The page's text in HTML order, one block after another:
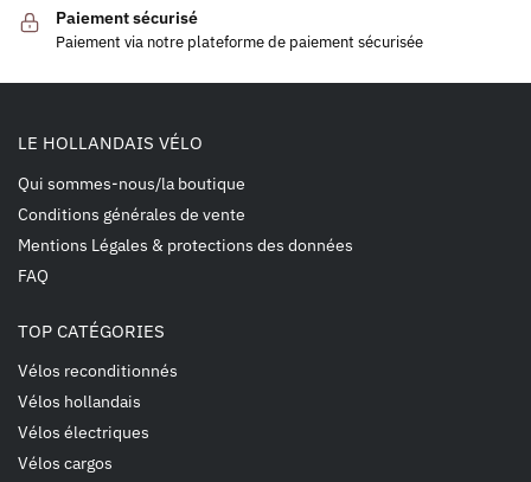
Paiement sécurisé
Paiement via notre plateforme de paiement sécurisée
LE HOLLANDAIS VÉLO
Qui sommes-nous/la boutique
Conditions générales de vente
Mentions Légales & protections des données
FAQ
TOP CATÉGORIES
Vélos reconditionnés
Vélos hollandais
Vélos électriques
Vélos cargos